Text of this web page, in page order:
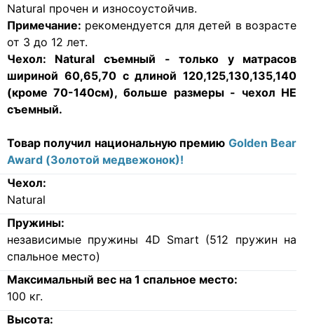
Natural прочен и износоустойчив.
Примечание: рекомендуется для детей в возрасте
от 3 до 12 лет.
Чехол: Natural съемный - только у матрасов
шириной 60,65,70 с длиной 120,125,130,135,140
(кроме 70-140см), больше размеры- чехол НЕ
съемный.
Товар получил национальную премию Golden Bear
Award (Золотой медвежонок)!
Чехол:
Natural
Пружины:
независимые пружины 4D Smart (512 пружин на
спальное место)
Максимальный вес на 1 спальное место:
100 кг.
Высота: